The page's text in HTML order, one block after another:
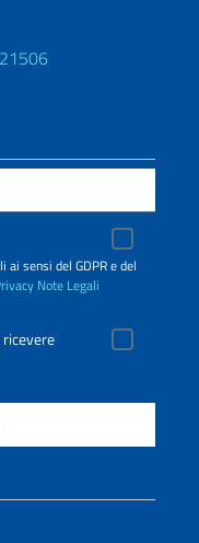
sensi del GDPR e del
Note Legali